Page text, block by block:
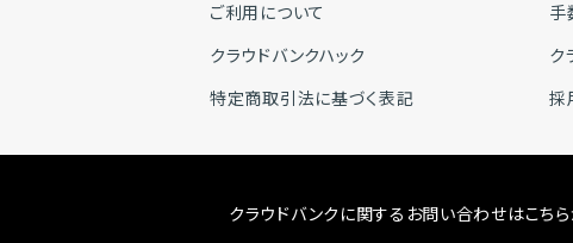
ご利用について
手
クラウドバンクハック
ク
特定商取引法に基づく表記
採
クラウドバンクに関するお問い合わせはこちら